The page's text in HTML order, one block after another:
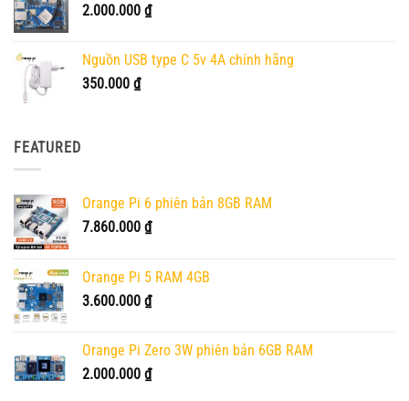
2.000.000 ₫
Nguồn USB type C 5v 4A chính hãng
350.000 ₫
FEATURED
Orange Pi 6 phiên bản 8GB RAM
7.860.000 ₫
Orange Pi 5 RAM 4GB
3.600.000 ₫
Orange Pi Zero 3W phiên bản 6GB RAM
2.000.000 ₫